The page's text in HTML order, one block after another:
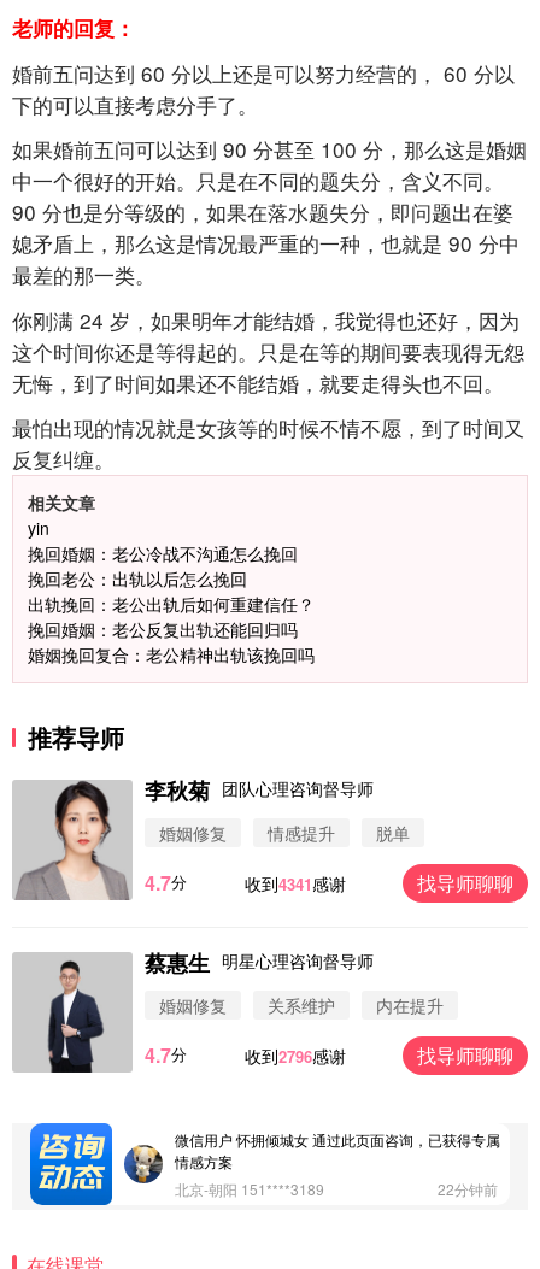
老师的回复：
婚前五问达到 60 分以上还是可以努力经营的， 60 分以
下的可以直接考虑分手了。
如果婚前五问可以达到 90 分甚至 100 分，那么这是婚姻
中一个很好的开始。只是在不同的题失分，含义不同。
90 分也是分等级的，如果在落水题失分，即问题出在婆
媳矛盾上，那么这是情况最严重的一种，也就是 90 分中
最差的那一类。
你刚满 24 岁，如果明年才能结婚，我觉得也还好，因为
这个时间你还是等得起的。只是在等的期间要表现得无怨
无悔，到了时间如果还不能结婚，就要走得头也不回。
最怕出现的情况就是女孩等的时候不情不愿，到了时间又
反复纠缠。
相关文章
yin
挽回婚姻：老公冷战不沟通怎么挽回
挽回老公：出轨以后怎么挽回
出轨挽回：老公出轨后如何重建信任？
挽回婚姻：老公反复出轨还能回归吗
婚姻挽回复合：老公精神出轨该挽回吗
推荐导师
李秋菊 团队心理咨询督导师
婚姻修复
情感提升 脱单
4.7分 收到4341感谢 找导师聊聊
蔡惠生 明星心理咨询督导师
婚姻修复
关系维护 内在提升
4.7分 收到2796感谢 找导师聊聊
案
32分钟前
微信用户 Vnno 通过此页面咨询，已获得专属情感方
微信用户 大太阳 通过此页面咨询，已获得专属情感
方案
微信用户 安康 通过此页面咨询，已获得专属情感方
微信用户 怀拥倾城女 通过此页面咨询，已获得专属
情感方案
北京-朝阳 151****3189
22分钟前